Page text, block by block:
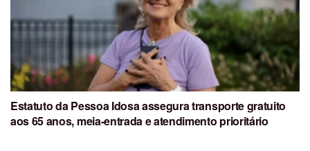
Estatuto da Pessoa Idosa assegura transporte gratuito
aos 65 anos, meia-entrada e atendimento prioritário